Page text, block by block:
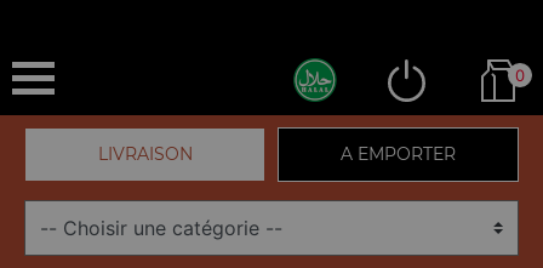
0
LIVRAISON A EMPORTER